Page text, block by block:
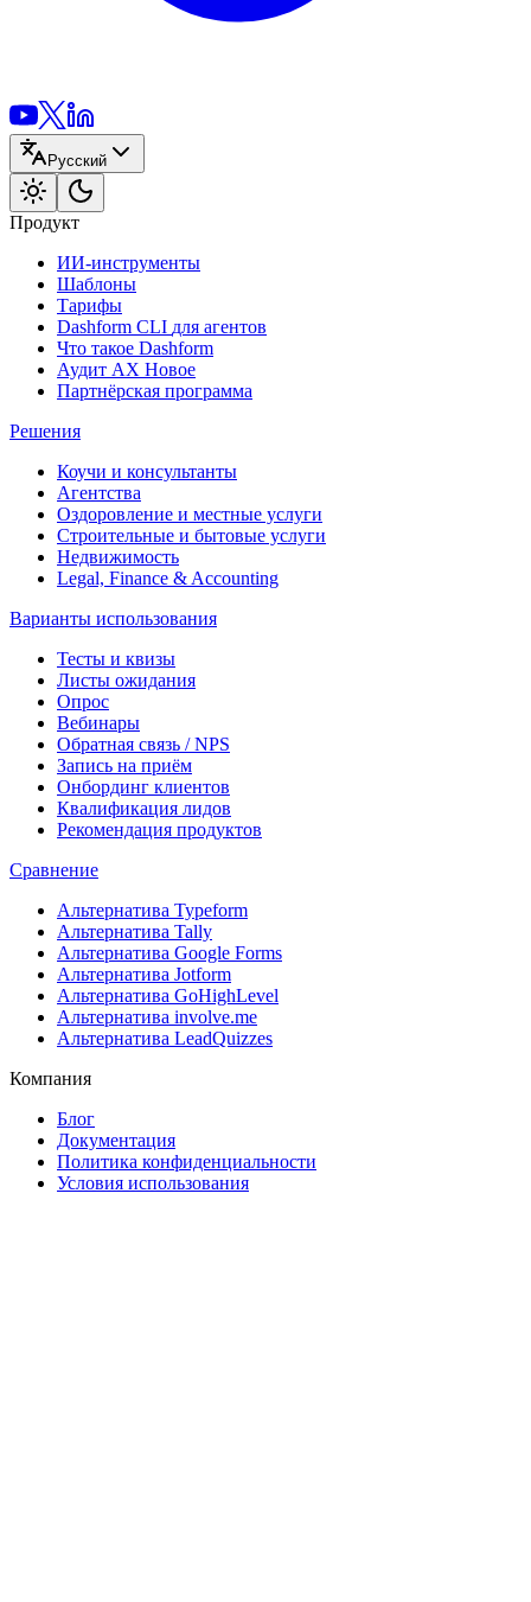
Русский
Продукт
ИИ-инструменты
Шаблоны
Тарифы
Dashform CLI для агентов
Что такое Dashform
Аудит AX Новое
Партнёрская программа
Решения
Коучи и консультанты
Агентства
Оздоровление и местные услуги
Строительные и бытовые услуги
Недвижимость
Legal, Finance & Accounting
Варианты использования
Тесты и квизы
Листы ожидания
Опрос
Вебинары
Обратная связь / NPS
Запись на приём
Онбординг клиентов
Квалификация лидов
Рекомендация продуктов
Сравнение
Альтернатива Typeform
Альтернатива Tally
Альтернатива Google Forms
Альтернатива Jotform
Альтернатива GoHighLevel
Альтернатива involve.me
Альтернатива LeadQuizzes
Компания
Блог
Документация
Политика конфиденциальности
Условия использования